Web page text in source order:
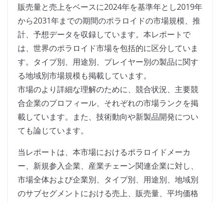
販売量と売上をベースに2024年を基準年とし2019年
から2031年までの期間のポラロイドの市場規模、推
計、予想データを収録しています。本レポートで
は、世界のポラロイド市場を包括的に区分していま
す。タイプ別、用途別、プレイヤー別の製品に関す
る地域別市場規模も掲載しています。
市場のより詳細な理解のために、競合状況、主要競
合企業のプロフィール、それぞれの市場ランクを掲
載しています。また、技術動向や新製品開発につい
ても論じています。
当レポートは、本市場におけるポラロイドメーカ
ー、新規参入企業、産業チェーン関連企業に対し、
市場全体および企業別、タイプ別、用途別、地域別
のサブセグメントにおける売上、販売量、平均価格